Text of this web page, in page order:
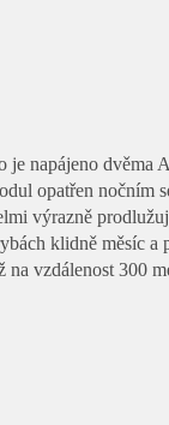
je napájeno dvěma
opatřen nočním
výrazně
klidně měsíc a
vzdálenost 300